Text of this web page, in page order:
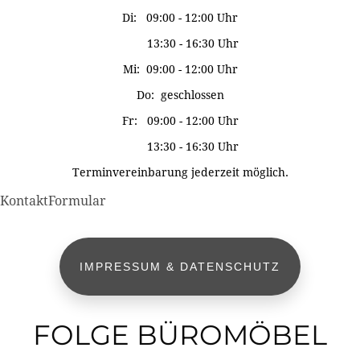
Di: 09:00 - 12:00 Uhr
13:30 - 16:30 Uhr
Mi: 09:00 - 12:00 Uhr
Do: geschlossen
Fr: 09:00 - 12:00 Uhr
13:30 - 16:30 Uhr
Terminvereinbarung jederzeit möglich.
KontaktFormular
IMPRESSUM & DATENSCHUTZ
FOLGE BÜROMÖBEL